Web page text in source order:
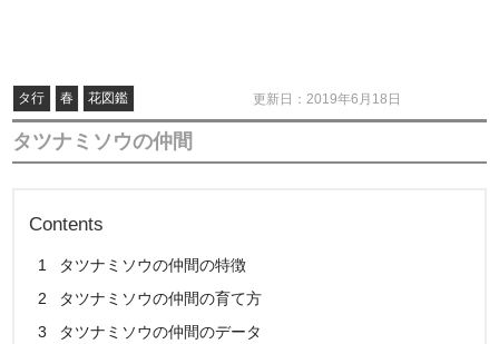
タ行 春 花図鑑 更新日：2019年6月18日
タツナミソウの仲間
Contents
1
タツナミソウの仲間の特徴
2
タツナミソウの仲間の育て方
3
タツナミソウの仲間のデータ